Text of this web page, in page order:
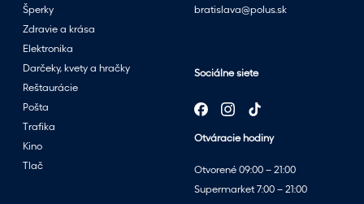
v
ý
p
r
e
d
a
j
o
bratislava@polus.sk
Sociálne siete
Otváracie hodiny
Otvorené 09:00 – 21:00
Supermarket 7:00 – 21:00
Šperky
Zdravie a krása
Elektronika
Darčeky, kvety a hračky
Reštaurácie
Pošta
Trafika
Kino
Tlač